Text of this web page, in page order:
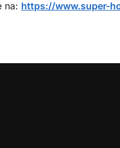
na: https://www.super-